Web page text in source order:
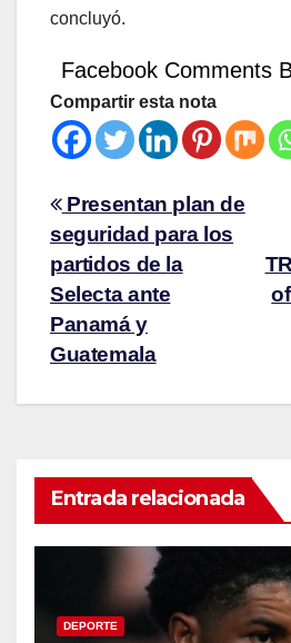
concluyó.
Facebook Comments
Compartir esta nota
Presentan plan de
seguridad para los
partidos de la
Selecta ante
Panamá y
Guatemala
Entrada relacionada
DEPORTE